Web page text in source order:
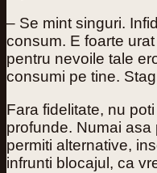
– Se mint singuri.
consum. E foarte
pentru nevoile tale
consumi pe tine.
Fara fidelitate, nu
profunde. Numai asa
permiti alternative,
infrunti blocajul, ca